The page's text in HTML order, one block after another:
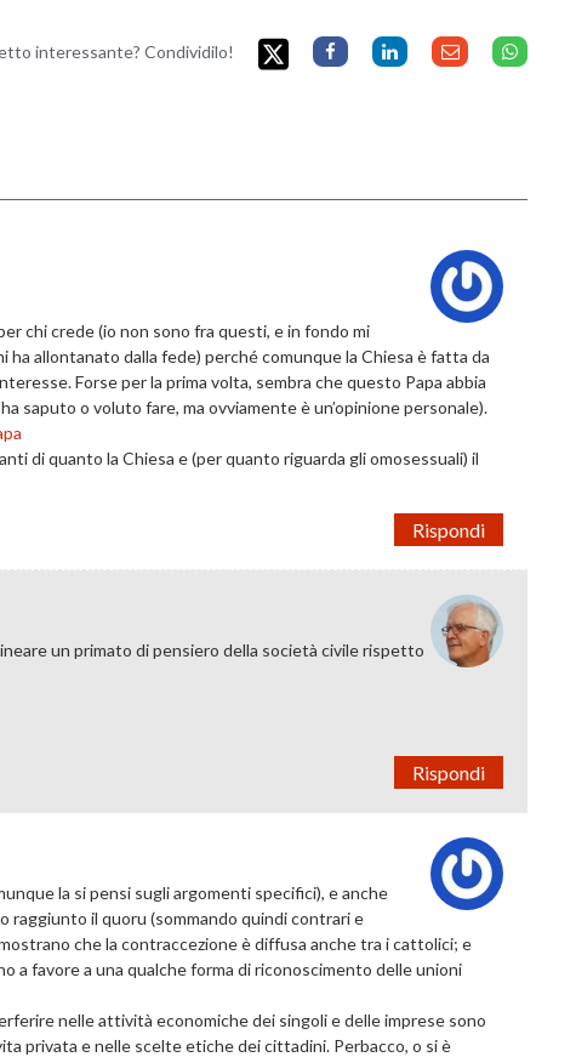
interessante? Condividilo!
chi crede (io non sono fra questi, e in fondo mi
ha allontanato dalla fede) perché comunque la Chiesa è fatta da
Forse per la prima volta, sembra che questo Papa abbia
saputo o voluto fare, ma ovviamente è un’opinione personale).
di quanto la Chiesa e (per quanto riguarda gli omosessuali) il
Rispondi
un primato di pensiero della società civile rispetto
Rispondi
la si pensi sugli argomenti specifici), e anche
raggiunto il quoru (sommando quindi contrari e
che la contraccezione è diffusa anche tra i cattolici; e
a favore a una qualche forma di riconoscimento delle unioni
nelle attività economiche dei singoli e delle imprese sono
privata e nelle scelte etiche dei cittadini. Perbacco, o si è